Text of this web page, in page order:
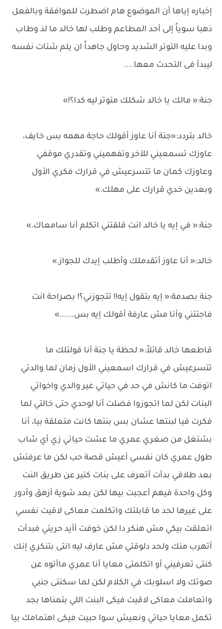
إخباره إياها أن الموضوع هام اضطرت للموافقة وبالفعل
ذهبا سوياً إلى أحد المطاعم وطلب لها خالد ما لذ وطاب
وبدا عليه التوتر الشديد وحاول جاهداً ان يلم شتات نفسه
ليبدأ فى التحدث معها....
جنة:« مالك يا خالد شكلك متوتر ليه كدا؟!»
خالد بتردد:«جنة أنا عاوز أقولك حاجة مهمه بس خايف،
عاوزك تسمعيني للآخر وتفهميني وتقدري موقفي
وعاوزك كمان ما تتسرعيش في قرارك فكري الأول
وبعدين خدي قرارك على مهلك.»
جنة:« في إيه يا خالد انت قلقتني اتكلم أنا سامعاك.»
خالد:« أنا عاوز أتقدملك وأطلب إيدك للجواز.»
جنة بصدمة:« إيه بتقول إيه!! تتجوزني؟! بصراحة انت
فاجئتني وأنا مش عارفة أقولك إيه بس......»
قاطعها خالد قائلاً:« لحظة يا جنة أنا قولتلك ما
تتسرعيش في قرارك اسمعيني الأول زمان لما والدتي
اتوفت ما كانش في حد في حياتي غير والدي واخواتي
البنات لكن لما اتجوزوا فضلت أنا لوحدي حتى خالتي لما
فكرت فيا لبنتها عشان بس بنتها كانت متعلقة بيا، أنا
بشتغل من صغري عمري ما عشت حياتي زي أي شاب
طول عمري كان نفسي أعيش قصة حب لكن ما عرفتش
بعد طلاقي بدأت أتعرف على بنات كتير عن طريق النت
وكل واحدة فيهم أعجبت بيها لكن بعد شوية أزهق وأدور
على غيرها لحد ما قابلتك واتكلمت معاكى لاقيت نفسي
اتعلقت بيكي مش هنكر دا لكن خوفت أأيد حريتي فبدأت
أتهرب منك ولحد دلوقتي مش عارف ليه انتى بتنكري إنك
كنتى تعرفيني أو اتكلمتى معايا أنا عمري ماأتوه عن
صوتك ولا اسلوبك في الكلام لكن لما سكنتى جنبي
واتعاملت معاكى لاقيت فيكى البنت اللي بتمناها بجد
تكمل معايا حياتي ونعيش سوا حبيت فيكى اهتمامك بيا